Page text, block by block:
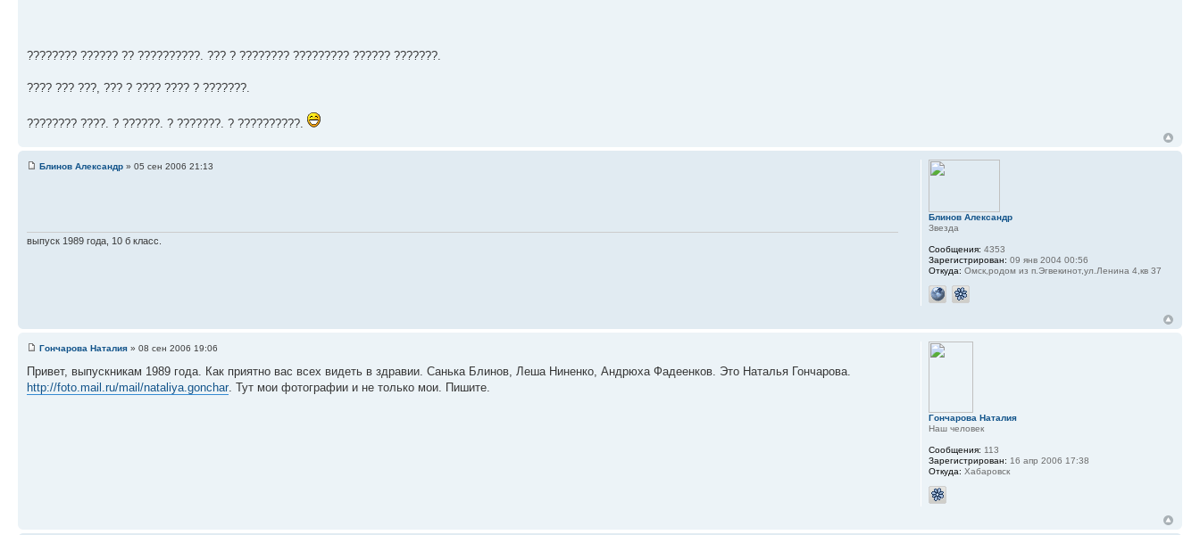
???????? ?????? ?? ??????????. ??? ? ???????? ????????? ?????? ???????.
???? ??? ???, ??? ? ???? ???? ? ???????.
???????? ????. ? ??????. ? ???????. ? ??????????.
Блинов Александр » 05 сен 2006 21:13
выпуск 1989 года, 10 б класс.
Блинов Александр
Звезда
Сообщения: 4353
Зарегистрирован: 09 янв 2004 00:56
Откуда: Омск,родом из п.Эгвекинот,ул.Ленина 4,кв 37
Гончарова Наталия » 08 сен 2006 19:06
Привет, выпускникам 1989 года. Как приятно вас всех видеть в здравии. Санька Блинов, Леша Ниненко, Андрюха Фадеенков. Это Наталья Гончарова.
http://foto.mail.ru/mail/nataliya.gonchar . Тут мои фотографии и не только мои. Пишите.
Гончарова Наталия
Наш человек
Сообщения: 113
Зарегистрирован: 16 апр 2006 17:38
Откуда: Хабаровск